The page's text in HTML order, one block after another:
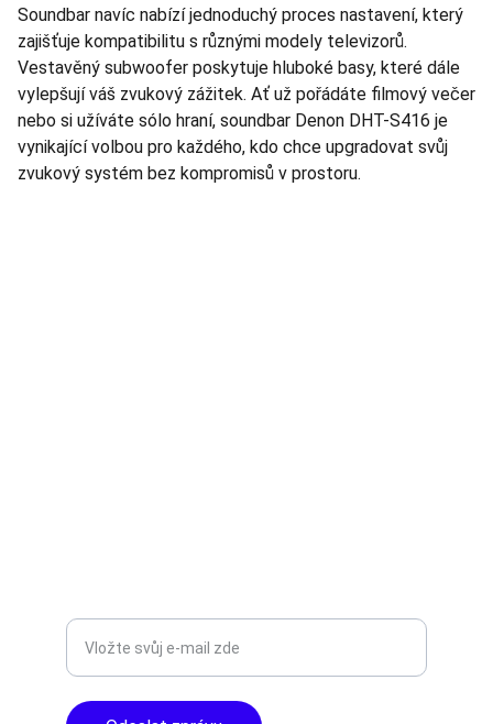
Soundbar navíc nabízí jednoduchý proces nastavení, který
zajišťuje kompatibilitu s různými modely televizorů.
Vestavěný subwoofer poskytuje hluboké basy, které dále
vylepšují váš zvukový zážitek. Ať už pořádáte filmový večer
nebo si užíváte sólo hraní, soundbar Denon DHT-S416 je
vynikající volbou pro každého, kdo chce upgradovat svůj
zvukový systém bez kompromisů v prostoru.